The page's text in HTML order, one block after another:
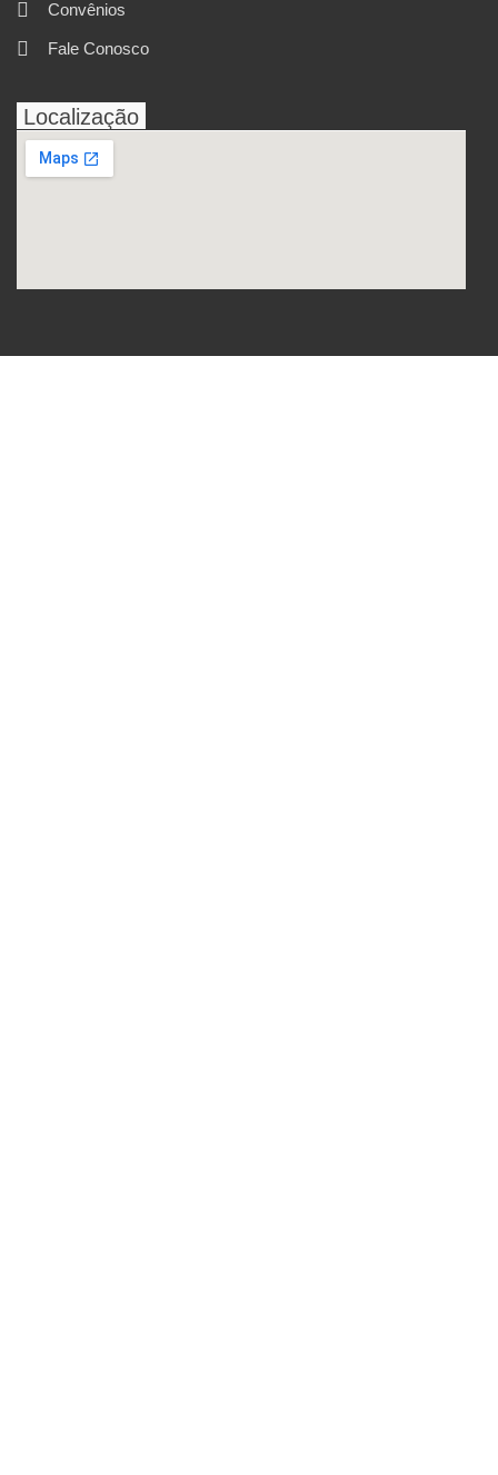
Convênios
Fale Conosco
Localização